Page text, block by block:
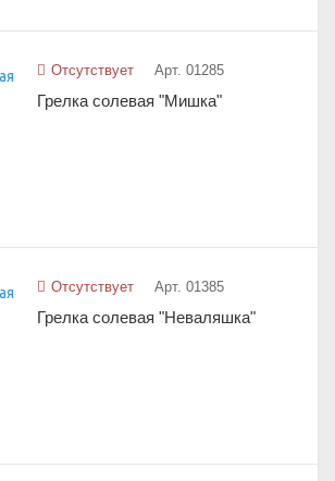
Отсутствует Арт. 01285
Грелка солевая "Мишка"
Отсутствует Арт. 01385
Грелка солевая "Неваляшка"